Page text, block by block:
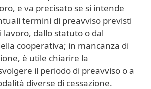
e va precisato se si intende
termini di preavviso previsti
lavoro, dallo statuto o dal
cooperativa; in mancanza di
è utile chiarire la
il periodo di preavviso o a
diverse di cessazione.